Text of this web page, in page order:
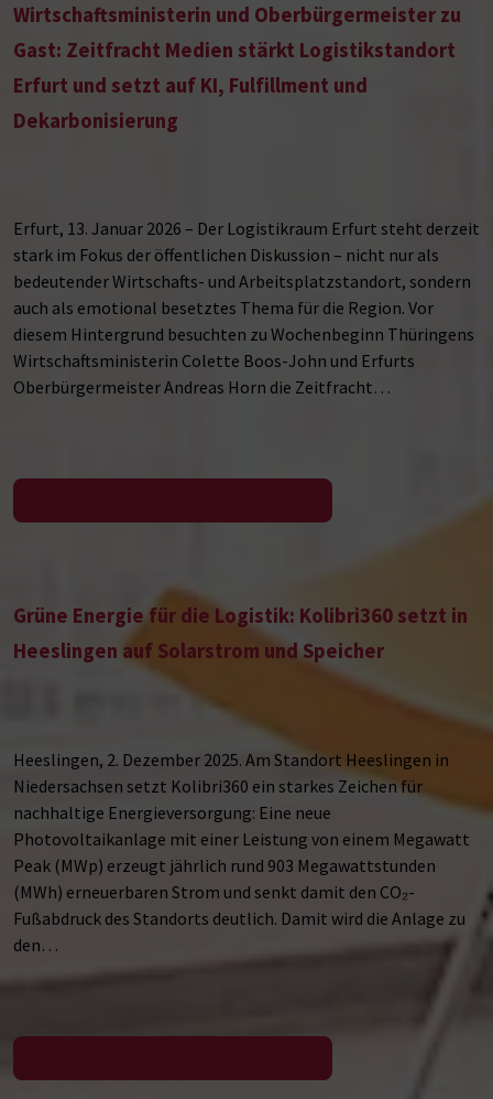
Wirtschaftsministerin und Oberbürgermeister zu
Gast: Zeitfracht Medien stärkt Logistikstandort
Erfurt und setzt auf KI, Fulfillment und
Dekarbonisierung
Erfurt, 13. Januar 2026 – Der Logistikraum Erfurt steht derzeit
stark im Fokus der öffentlichen Diskussion – nicht nur als
bedeutender Wirtschafts- und Arbeitsplatzstandort, sondern
auch als emotional besetztes Thema für die Region. Vor
diesem Hintergrund besuchten zu Wochenbeginn Thüringens
Wirtschaftsministerin Colette Boos-John und Erfurts
Oberbürgermeister Andreas Horn die Zeitfracht…
Grüne Energie für die Logistik: Kolibri360 setzt in
Heeslingen auf Solarstrom und Speicher
Heeslingen, 2. Dezember 2025. Am Standort Heeslingen in
Niedersachsen setzt Kolibri360 ein starkes Zeichen für
nachhaltige Energieversorgung: Eine neue
Photovoltaikanlage mit einer Leistung von einem Megawatt
Peak (MWp) erzeugt jährlich rund 903 Megawattstunden
(MWh) erneuerbaren Strom und senkt damit den CO₂-
Fußabdruck des Standorts deutlich. Damit wird die Anlage zu
den…